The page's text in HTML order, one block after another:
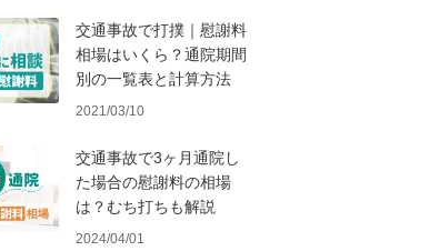
交通事故で打撲｜慰謝料
相場はいくら？通院期間
別の一覧表と計算方法
2021/03/10
交通事故で3ヶ月通院し
た場合の慰謝料の相場
は？むち打ちも解説
2024/04/01